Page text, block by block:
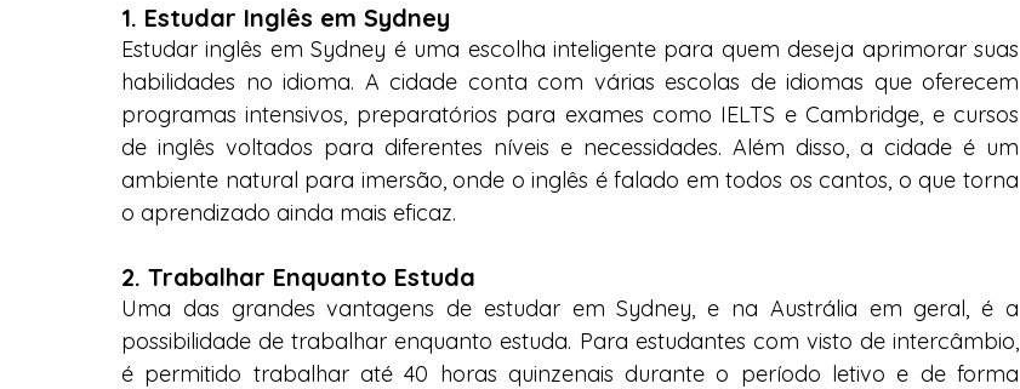
1. Estudar Inglês em Sydney
Estudar inglês em Sydney é uma escolha inteligente para quem deseja aprimorar suas
habilidades no idioma. A cidade conta com várias escolas de idiomas que oferecem
programas intensivos, preparatórios para exames como IELTS e Cambridge, e cursos
de inglês voltados para diferentes níveis e necessidades. Além disso, a cidade é um
ambiente natural para imersão, onde o inglês é falado em todos os cantos, o que torna
o aprendizado ainda mais eficaz.
2. Trabalhar Enquanto Estuda
Uma das grandes vantagens de estudar em Sydney, e na Austrália em geral, é a
possibilidade de trabalhar enquanto estuda. Para estudantes com visto de intercâmbio,
é permitido trabalhar até 40 horas quinzenais durante o período letivo e de forma